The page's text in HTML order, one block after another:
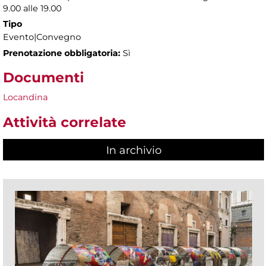
9.00 alle 19.00
Tipo
Evento|Convegno
Prenotazione obbligatoria: Sì
Documenti
Locandina
Attività correlate
In archivio